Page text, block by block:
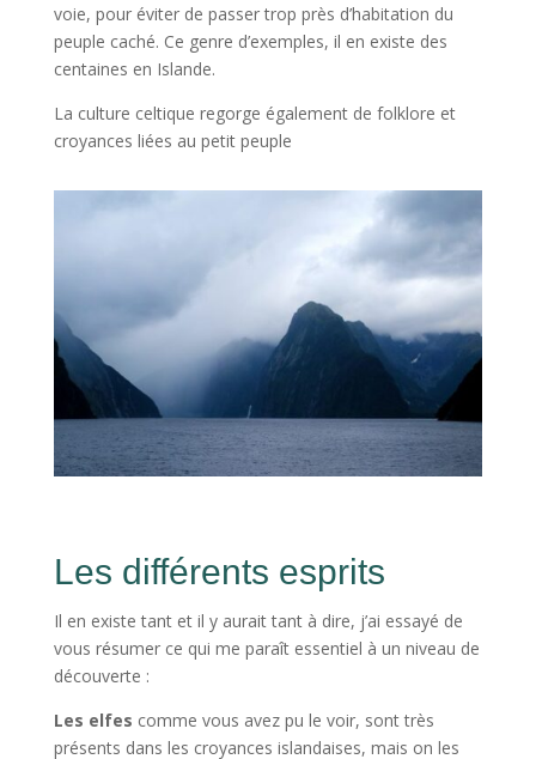
voie, pour éviter de passer trop près d’habitation du
peuple caché. Ce genre d’exemples, il en existe des
centaines en Islande.
La culture celtique regorge également de folklore et
croyances liées au petit peuple
Les différents esprits
Il en existe tant et il y aurait tant à dire, j’ai essayé de
vous résumer ce qui me paraît essentiel à un niveau de
découverte :
Les elfes comme vous avez pu le voir, sont très
présents dans les croyances islandaises, mais on les